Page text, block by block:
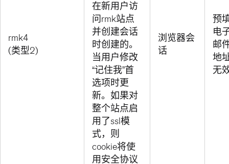
rmk4
(类型2)
在新用户访
问rmk站点
并创建会话
时创建的。
当用户修改
“记住我”首
选项时更
新。如果对
整个站点启
用了ssl模
式，则
cookie将使
用安全协议
浏览器会
话
预
电
邮
地
无